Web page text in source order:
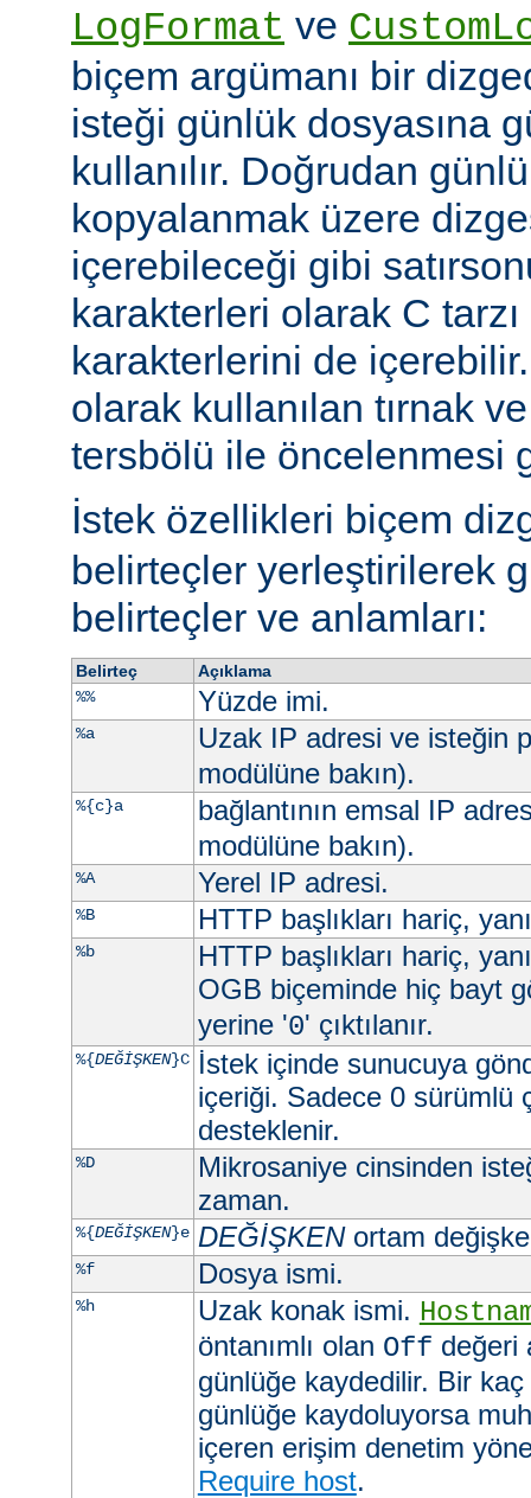
LogFormat ve
biçem argümanı bir
isteği günlük dosyasına
kullanılır. Doğrudan
kopyalanmak üzere
içerebileceği gibi
karakterleri olarak C
karakterlerini de
olarak kullanılan tırnak
tersbölü ile öncelenmesi
İstek özellikleri biçem
belirteçler yerleştirilerek
belirteçler ve anlamları:
Belirteç
Açıklama
%%
Yüzde imi.
%a
Uzak IP adresi ve isteğin
modülüne bakın).
%{c}a
bağlantının emsal IP
modülüne bakın).
%A Yerel IP adresi.
%B HTTP başlıkları hariç,
%b
HTTP başlıkları hariç,
OGB biçeminde hiç bayt
yerine '0' çıktılanır.
%{DEĞİŞKEN}C İstek içinde sunucuya
içeriği. Sadece 0 sürümlü
desteklenir.
%D
Mikrosaniye cinsinden
zaman.
%{DEĞİŞKEN}e DEĞİŞKENortam
%f Dosya ismi.
%h Uzak konak ismi.
öntanımlı olan Off değeri
günlüğe kaydedilir. Bir
günlüğe kaydoluyorsa
içeren erişim denetim
Require host.